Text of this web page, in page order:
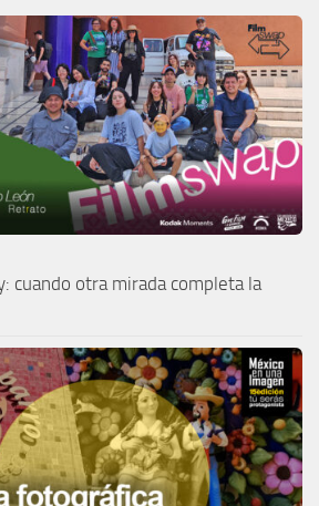
cuando otra mirada completa la